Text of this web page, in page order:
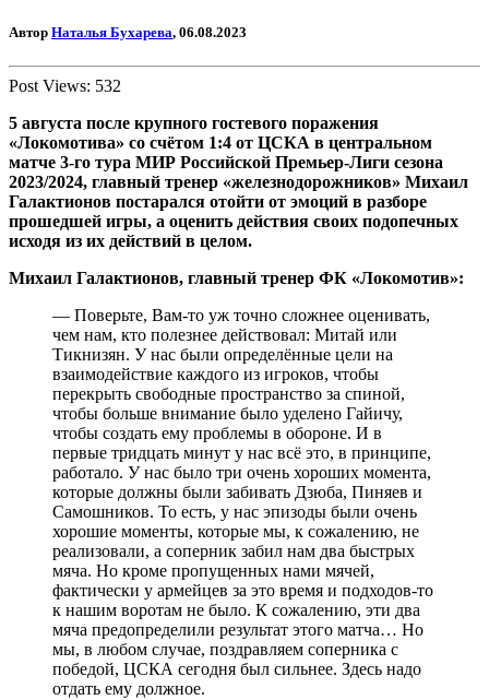
Автор Наталья Бухарева, 06.08.2023
Post Views: 532
5 августа после крупного гостевого поражения
«Локомотива» со счётом 1:4 от ЦСКА в центральном
матче 3-го тура МИР Российской Премьер-Лиги сезона
2023/2024, главный тренер «железнодорожников» Михаил
Галактионов постарался отойти от эмоций в разборе
прошедшей игры, а оценить действия своих подопечных
исходя из их действий в целом.
Михаил Галактионов, главный тренер ФК «Локомотив»:
— Поверьте, Вам-то уж точно сложнее оценивать,
чем нам, кто полезнее действовал: Митай или
Тикнизян. У нас были определённые цели на
взаимодействие каждого из игроков, чтобы
перекрыть свободные пространство за спиной,
чтобы больше внимание было уделено Гайичу,
чтобы создать ему проблемы в обороне. И в
первые тридцать минут у нас всё это, в принципе,
работало. У нас было три очень хороших момента,
которые должны были забивать Дзюба, Пиняев и
Самошников. То есть, у нас эпизоды были очень
хорошие моменты, которые мы, к сожалению, не
реализовали, а соперник забил нам два быстрых
мяча. Но кроме пропущенных нами мячей,
фактически у армейцев за это время и подходов-то
к нашим воротам не было. К сожалению, эти два
мяча предопределили результат этого матча… Но
мы, в любом случае, поздравляем соперника с
победой, ЦСКА сегодня был сильнее. Здесь надо
отдать ему должное.